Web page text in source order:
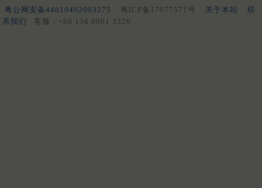
粤公网安备44010402003275 粤ICP备17077571号 关于本站
联
系我们
客服：+86 136 0901 3320